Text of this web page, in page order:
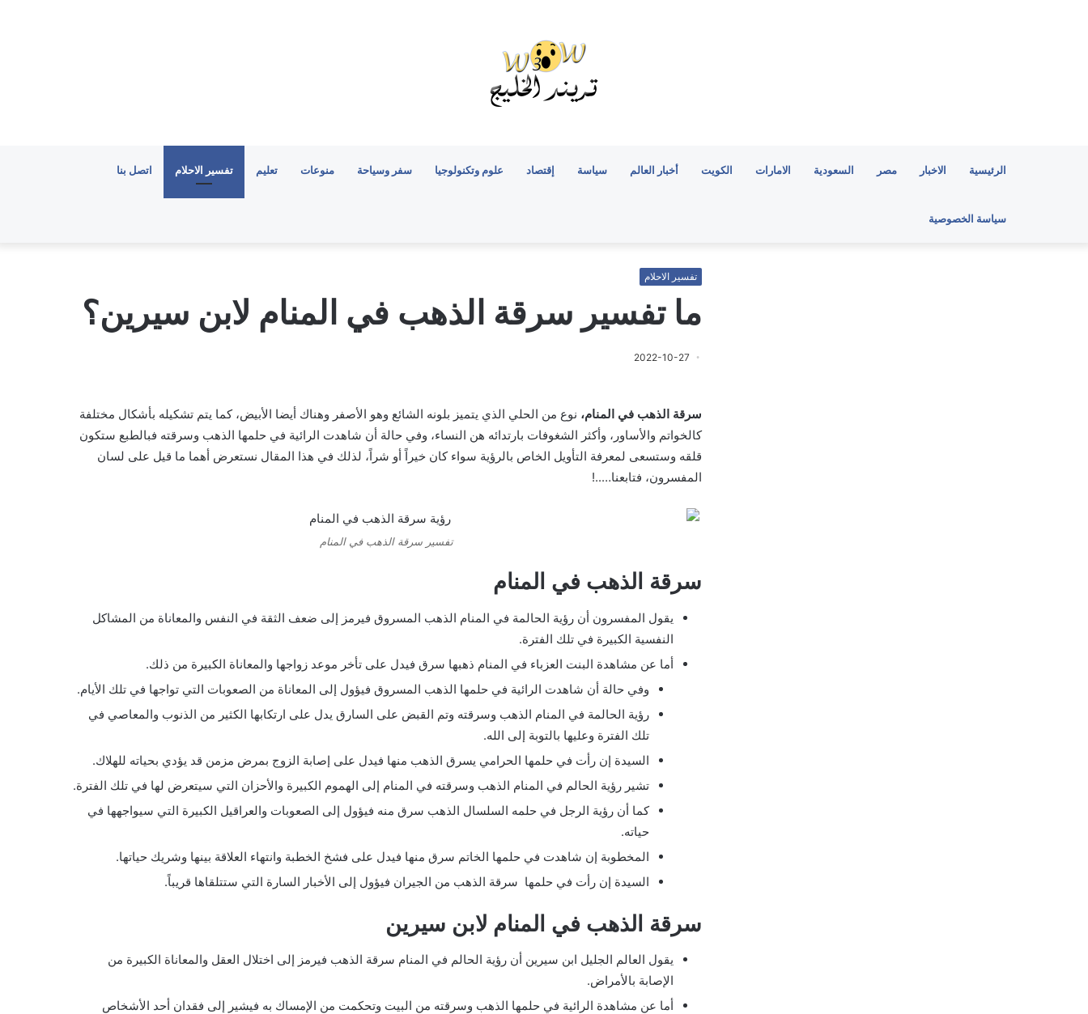
الرئيسية الاخبار مصر السعودية الامارات الكويت أخبار العالم سياسة إقتصاد علوم وتكنولوجيا سفر وسياحة منوعات تعليم تفسير الاحلام اتصل بنا
سياسة الخصوصية
تفسير الاحلام
ما تفسير سرقة الذهب في المنام لابن سيرين؟
2022-10-27
سرقة الذهب في المنام، نوع من الحلي الذي يتميز بلونه الشائع وهو الأصفر وهناك أيضا الأبيض، كما يتم تشكيله بأشكال مختلفة
كالخواتم والأساور، وأكثر الشغوفات بارتدائه هن النساء، وفي حالة أن شاهدت الرائية في حلمها الذهب وسرقته فبالطبع ستكون
قلقه وستسعى لمعرفة التأويل الخاص بالرؤية سواء كان خيراً أو شراً، لذلك في هذا المقال نستعرض أهما ما قيل على لسان
المفسرون، فتابعنا…..!
تفسير سرقة الذهب في المنام
سرقة الذهب في المنام
يقول المفسرون أن رؤية الحالمة في المنام الذهب المسروق فيرمز إلى ضعف الثقة في النفس والمعاناة من المشاكل
النفسية الكبيرة في تلك الفترة.
أما عن مشاهدة البنت العزباء في المنام ذهبها سرق فيدل على تأخر موعد زواجها والمعاناة الكبيرة من ذلك.
وفي حالة أن شاهدت الرائية في حلمها الذهب المسروق فيؤول إلى المعاناة من الصعوبات التي تواجها في تلك الأيام.
رؤية الحالمة في المنام الذهب وسرقته وتم القبض على السارق يدل على ارتكابها الكثير من الذنوب والمعاصي في
تلك الفترة وعليها بالتوبة إلى الله.
السيدة إن رأت في حلمها الحرامي يسرق الذهب منها فيدل على إصابة الزوج بمرض مزمن قد يؤدي بحياته للهلاك.
تشير رؤية الحالم في المنام الذهب وسرقته في المنام إلى الهموم الكبيرة والأحزان التي سيتعرض لها في تلك الفترة.
كما أن رؤية الرجل في حلمه السلسال الذهب سرق منه فيؤول إلى الصعوبات والعراقيل الكبيرة التي سيواجهها في
حياته.
المخطوبة إن شاهدت في حلمها الخاتم سرق منها فيدل على فشخ الخطبة وانتهاء العلاقة بينها وشريك حياتها.
السيدة إن رأت في حلمها سرقة الذهب من الجيران فيؤول إلى الأخبار السارة التي ستتلقاها قريباً.
سرقة الذهب في المنام لابن سيرين
يقول العالم الجليل ابن سيرين أن رؤية الحالم في المنام سرقة الذهب فيرمز إلى اختلال العقل والمعاناة الكبيرة من
الإصابة بالأمراض.
أما عن مشاهدة الرائية في حلمها الذهب وسرقته من البيت وتحكمت من الإمساك به فيشير إلى فقدان أحد الأشخاص